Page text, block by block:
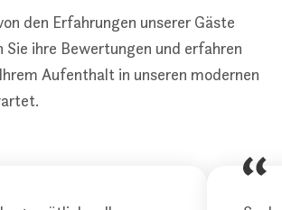
den Erfahrungen unserer Gäste
Sie ihre Bewertungen und erfahren
Aufenthalt in unseren modernen